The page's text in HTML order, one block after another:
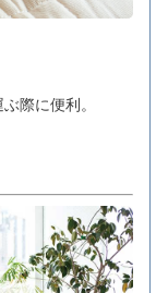
際に便利。